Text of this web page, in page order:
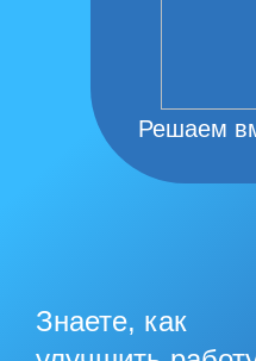
Решаем
Знаете, как